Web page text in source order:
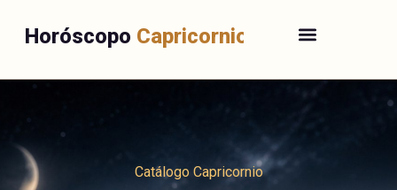
Horóscopo Capricornio
Catálogo Capricornio